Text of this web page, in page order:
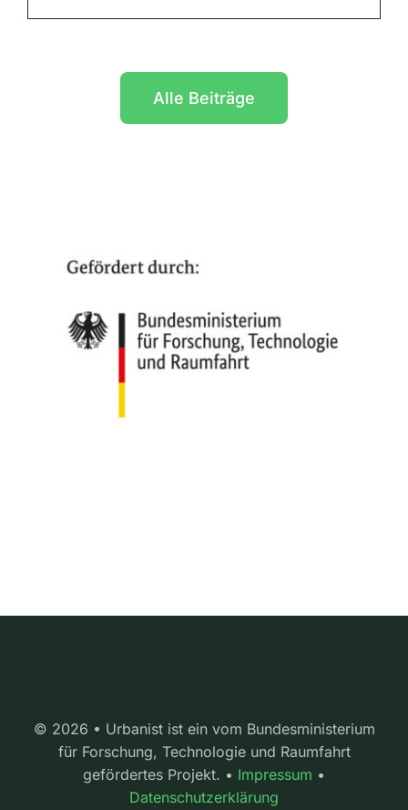
Alle Beiträge
© 2026 • Urbanist ist ein vom Bundesministerium
für Forschung, Technologie und Raumfahrt
gefördertes Projekt. • Impressum •
Datenschutzerklärung